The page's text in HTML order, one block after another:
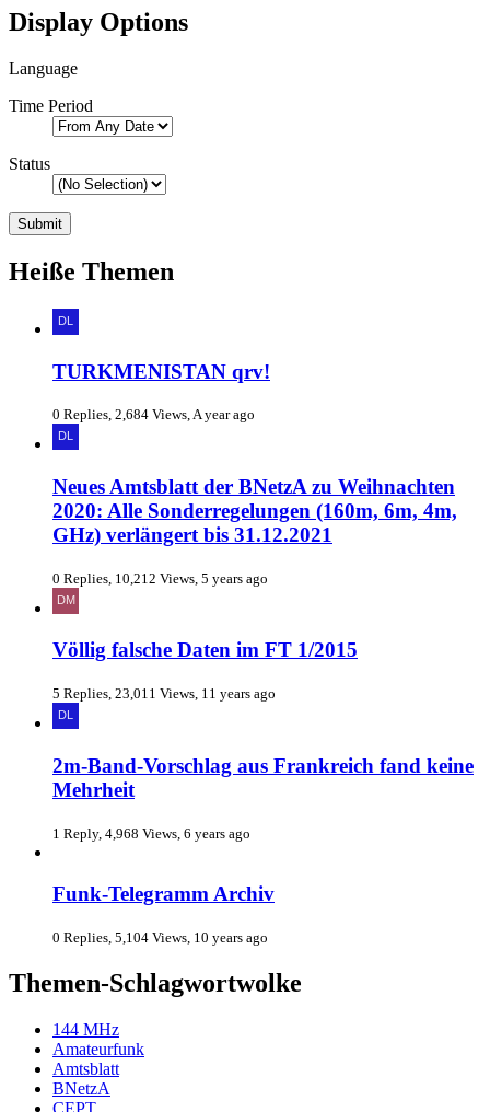
Display Options
Language
Time Period
Status
Heiße Themen
TURKMENISTAN qrv!
0 Replies, 2,684 Views, A year ago
Neues Amtsblatt der BNetzA zu Weihnachten
2020: Alle Sonderregelungen (160m, 6m, 4m,
GHz) verlängert bis 31.12.2021
0 Replies, 10,212 Views, 5 years ago
Völlig falsche Daten im FT 1/2015
5 Replies, 23,011 Views, 11 years ago
2m-Band-Vorschlag aus Frankreich fand keine
Mehrheit
1 Reply, 4,968 Views, 6 years ago
Funk-Telegramm Archiv
0 Replies, 5,104 Views, 10 years ago
Themen-Schlagwortwolke
144 MHz
Amateurfunk
Amtsblatt
BNetzA
CEPT